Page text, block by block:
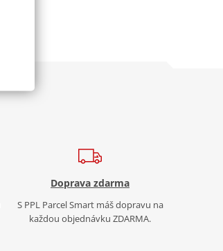
Doprava zdarma
S PPL Parcel Smart máš dopravu na
každou objednávku ZDARMA.